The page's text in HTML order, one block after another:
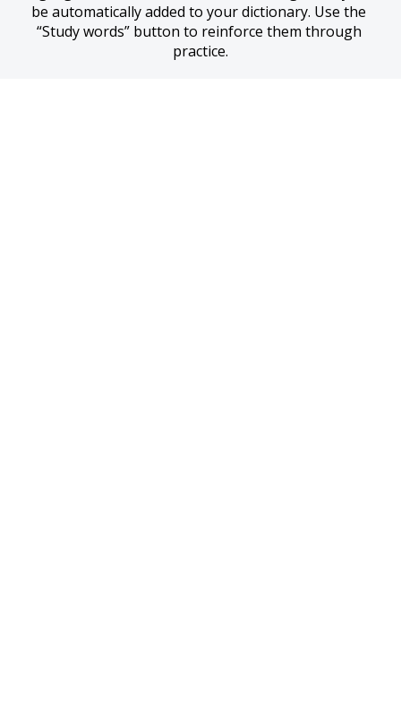
be automatically added to your dictionary. Use the
“Study words” button to reinforce them through
practice.